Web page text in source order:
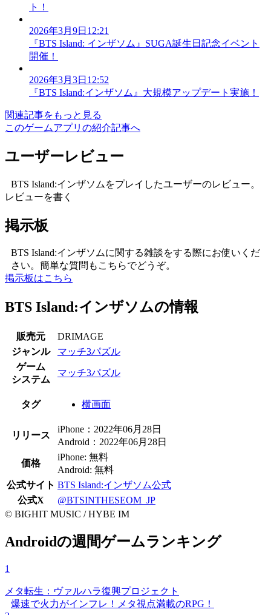
ト！
2026年3月9日12:21
『BTS Island: インザソム』SUGA誕生日記念イベント
開催！
2026年3月3日12:52
『BTS Island:インザソム』大規模アップデート実施！
関連記事をもっと見る
このゲームアプリの紹介記事へ
ユーザーレビュー
BTS Island:インザソムをプレイしたユーザーのレビュー。
レビューを書く
掲示板
BTS Island:インザソムに関する雑談をする際にお使いくだ
さい。簡単な質問もこちらでどうぞ。
掲示板はこちら
BTS Island:インザソムの情報
販売元
DRIMAGE
ジャンル
マッチ3パズル
ゲーム
システム
マッチ3パズル
タグ 横画面
リリース
iPhone：2022年06月28日
Android：2022年06月28日
価格
iPhone: 無料
Android: 無料
公式サイト BTS Island:インザソム公式
公式X
@BTSINTHESEOM_JP
© BIGHIT MUSIC / HYBE IM
Androidの週間ゲームランキング
1
メタ転生：ヴァルハラ復興プロジェクト
爆速で火力がインフレ！メタ視点満載のRPG！